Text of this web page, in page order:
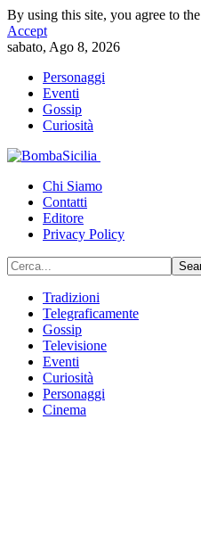
By using this site, you agree to the
Accept
sabato, Ago 8, 2026
Personaggi
Eventi
Gossip
Curiosità
Chi Siamo
Contatti
Editore
Privacy Policy
Tradizioni
Telegraficamente
Gossip
Televisione
Eventi
Curiosità
Personaggi
Cinema